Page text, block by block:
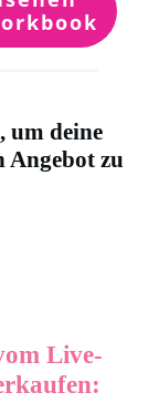
um deine
zu
Live-